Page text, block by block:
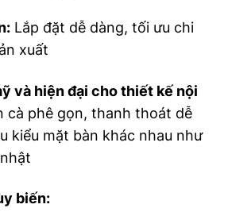
Lắp đặt dễ dàng, tối ưu chi
xuất
và hiện đại cho thiết kế nội
cà phê gọn, thanh thoát dễ
kiểu mặt bàn khác nhau như
biến: